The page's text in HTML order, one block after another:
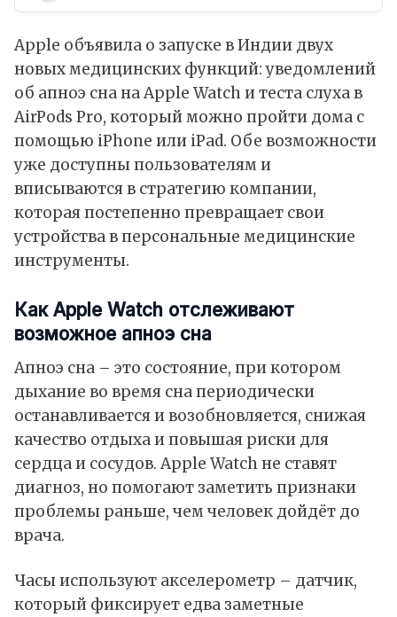
Apple объявила о запуске в Индии двух
новых медицинских функций: уведомлений
об апноэ сна на Apple Watch и теста слуха в
AirPods Pro, который можно пройти дома с
помощью iPhone или iPad. Обе возможности
уже доступны пользователям и
вписываются в стратегию компании,
которая постепенно превращает свои
устройства в персональные медицинские
инструменты.
Как Apple Watch отслеживают
возможное апноэ сна
Апноэ сна – это состояние, при котором
дыхание во время сна периодически
останавливается и возобновляется, снижая
качество отдыха и повышая риски для
сердца и сосудов. Apple Watch не ставят
диагноз, но помогают заметить признаки
проблемы раньше, чем человек дойдёт до
врача.
Часы используют акселерометр – датчик,
который фиксирует едва заметные